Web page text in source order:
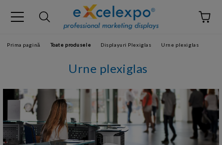
Prima pagină Toate produsele Displayuri Plexiglas Urne plexiglas
Urne plexiglas